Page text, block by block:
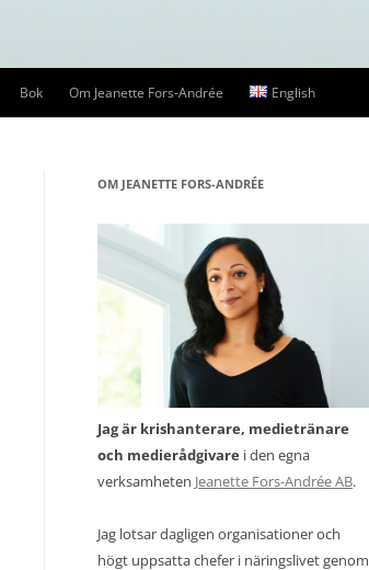
Bok Om Jeanette Fors-Andrée English
OM JEANETTE FORS-ANDRÉE
Jag är krishanterare, medietränare
och medierådgivare i den egna
verksamheten Jeanette Fors-Andrée AB.
Jag lotsar dagligen organisationer och
högt uppsatta chefer i näringslivet genom